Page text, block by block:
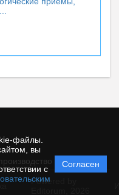
файлы.
вы
с
Согласен
Powered by